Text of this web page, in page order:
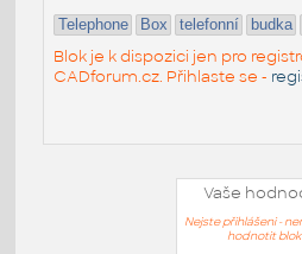
Telephone Box telefonní budka
Blok je k dispozici jen pro
CADforum.cz. Přihlaste se -
Vaše
Nejste přihlášeni -
hodnotit blok